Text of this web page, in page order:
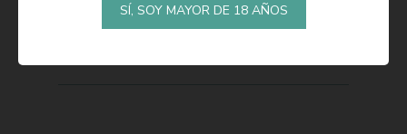
SÍ, SOY MAYOR DE 18 AÑOS